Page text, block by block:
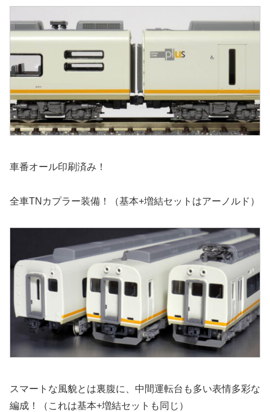
車番オール印刷済み！
全車TNカプラー装備！（基本+増結セットはアーノルド）
スマートな風貌とは裏腹に、中間運転台も多い表情多彩な
編成！（これは基本+増結セットも同じ）